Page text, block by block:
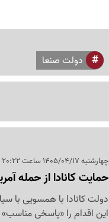
دولت صنعا
چهارشنبه 1405/04/17 ساعت 20:22
حمایت کانادا از حمله
دولت کانادا با همسویی با
این اقدام را «پاسخی